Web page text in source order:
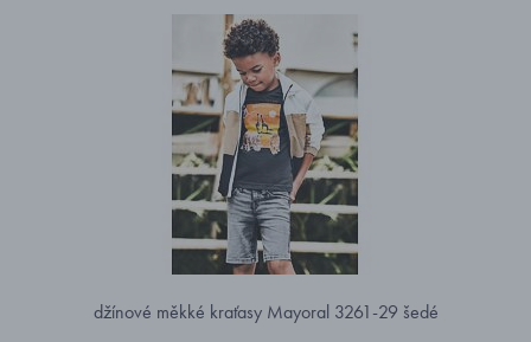
džínové měkké kraťasy Mayoral 3261-29 šedé